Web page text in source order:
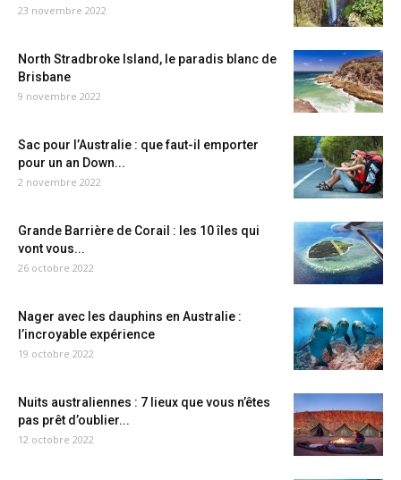
23 novembre 2022
North Stradbroke Island, le paradis blanc de
Brisbane
9 novembre 2022
Sac pour l’Australie : que faut-il emporter
pour un an Down...
2 novembre 2022
Grande Barrière de Corail : les 10 îles qui
vont vous...
26 octobre 2022
Nager avec les dauphins en Australie :
l’incroyable expérience
19 octobre 2022
Nuits australiennes : 7 lieux que vous n’êtes
pas prêt d’oublier...
12 octobre 2022